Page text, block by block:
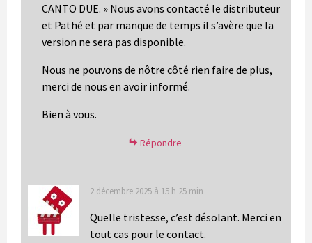
CANTO DUE. » Nous avons contacté le distributeur
et Pathé et par manque de temps il s’avère que la
version ne sera pas disponible.
Nous ne pouvons de nôtre côté rien faire de plus,
merci de nous en avoir informé.
Bien à vous.
Répondre
2 décembre 2025 à 15 h 25 min
Quelle tristesse, c’est désolant. Merci en
tout cas pour le contact.